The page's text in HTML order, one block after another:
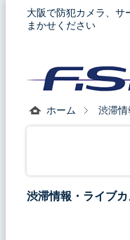
大阪で防犯カメラ、
まかせください
ホーム 渋滞情
渋滞情報・ライブ